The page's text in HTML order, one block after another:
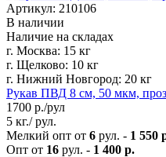
Артикул: 210106
В наличии
Наличие на складах
г. Москва: 15 кг
г. Щелково: 10 кг
г. Нижний Новгород: 20 кг
Рукав ПВД 8 см, 50 мкм,
1700 р./рул
5 кг./ рул.
Мелкий опт от 6 рул. - 1 550
Опт от 16 рул. - 1 400 р.